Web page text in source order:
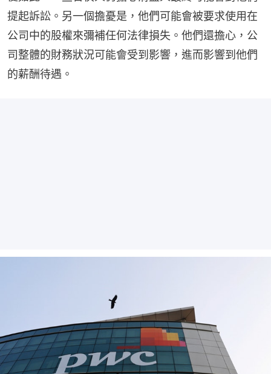
提起訴訟。另一個擔憂是，他們可能會被要求使用在
公司中的股權來彌補任何法律損失。他們還擔心，公
司整體的財務狀況可能會受到影響，進而影響到他們
的薪酬待遇。